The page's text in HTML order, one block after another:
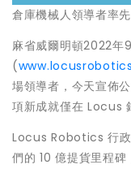
倉庫機械人領導者率
麻省威爾明頓2022年
(
場領導者，今天宣佈
項新成就僅在 Locus
Locus Robotics 行
們的 10 億提貨里程